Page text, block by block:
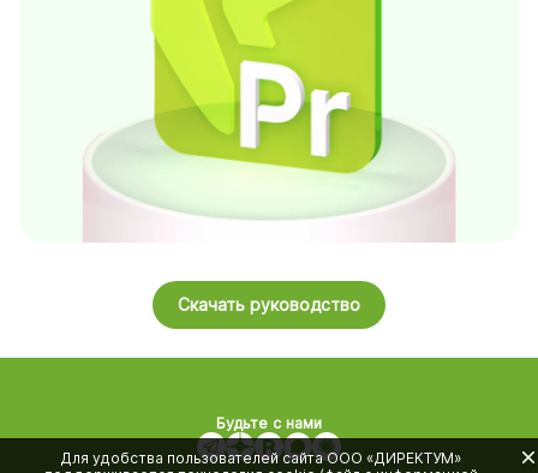
Скачать руководство
Будьте с нами
Для удобства пользователей сайтаООО «ДИРЕКТУМ»